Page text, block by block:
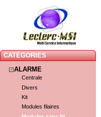
CATÉGORIES
ALARME
Centrale
Divers
Kit
Modules filaires